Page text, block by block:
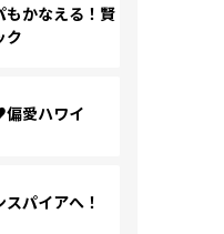
もかなえる！賢
ク
愛ハワイ
パイアへ！